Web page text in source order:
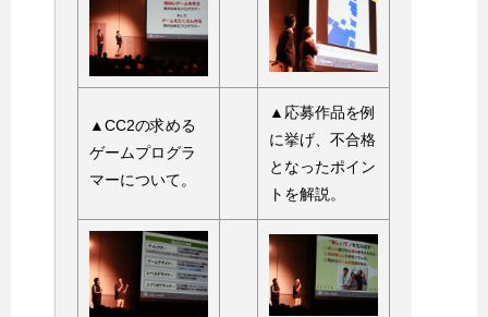
▲CC2の求める
ゲームプログラ
マーについて。
▲応募作品を例
に挙げ、不合格
となったポイン
トを解説。